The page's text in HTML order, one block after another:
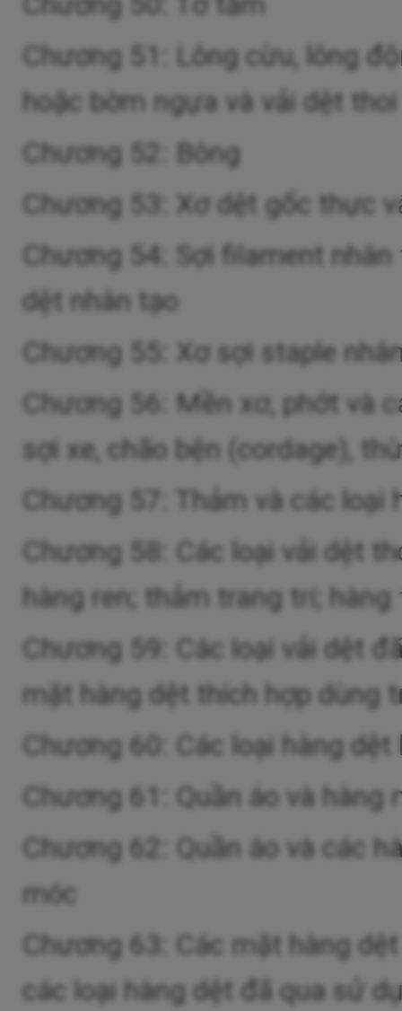
Chương 51: Lông cừu, lông
hoặc bờm ngựa và vải dệt
Chương 52: Bông
Chương 53: Xơ dệt gốc thực
Chương 54: Sợi filament
dệt nhân tạo
Chương 55: Xơ sợi staple
Chương 56: Mền xơ, phớt và
sợi xe, chão bện (cordage),
Chương 57: Thảm và các loại
Chương 58: Các loại vải dệt
hàng ren; thảm trang trí;
Chương 59: Các loại vải dệt
mặt hàng dệt thích hợp dùng
Chương 60: Các loại hàng
Chương 61: Quần áo và
Chương 62: Quần áo và các
móc
Chương 63: Các mặt hàng
các loại hàng dệt đã qua sử